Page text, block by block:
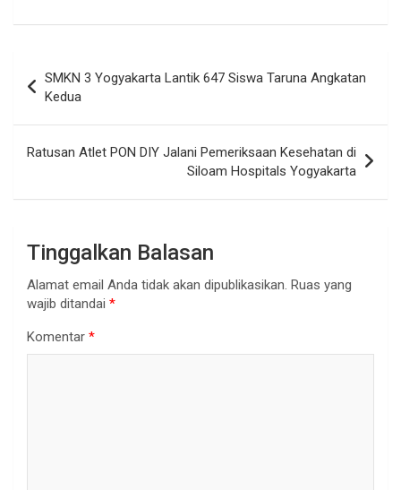
pos
SMKN 3 Yogyakarta Lantik 647 Siswa Taruna Angkatan
Kedua
Ratusan Atlet PON DIY Jalani Pemeriksaan Kesehatan di
Siloam Hospitals Yogyakarta
Tinggalkan Balasan
Alamat email Anda tidak akan dipublikasikan. Ruas yang
wajib ditandai *
Komentar *